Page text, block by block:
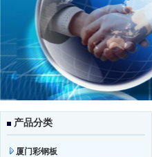
产品分类
厦门彩钢板